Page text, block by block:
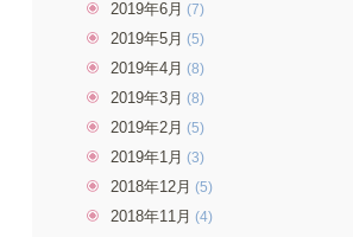
2019年6月 (7)
2019年5月 (5)
2019年4月 (8)
2019年3月 (8)
2019年2月 (5)
2019年1月 (3)
2018年12月 (5)
2018年11月 (4)